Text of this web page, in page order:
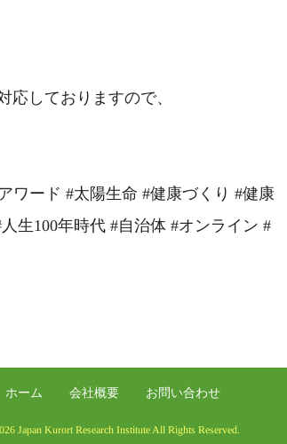
しておりますので、
ワード #太陽生命 #健康づくり #健康
生100年時代 #自治体 #オンライン #
ホーム 会社概要 お問い合わせ
Japan Kurort Research Institute All Rights Reserved.